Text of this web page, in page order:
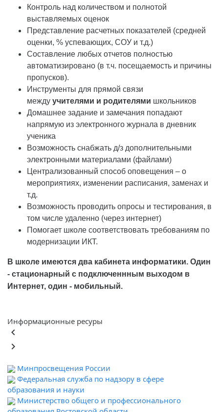
Контроль над количеством и полнотой
выставляемых оценок
Представление расчетных показателей (средней
оценки, % успевающих, СОУ и т.д.)
Составление любых отчетов полностью
автоматизировано (в т.ч. посещаемость и причины
пропусков).
Инструменты для прямой связи
между учителями и родителями школьников
Домашнее задание и замечания попадают
напрямую из электронного журнала в дневник
ученика
Возможность снабжать д/з дополнительными
электронными материалами (файлами)
Централизованный способ оповещения – о
мероприятиях, изменении расписания, заменах и
т.д.
Возможность проводить опросы и тестирования, в
том числе удаленно (через интернет)
Помогает школе соответствовать требованиям по
модернизации ИКТ.
В школе имеются два кабинета информатики. Один
- стационарный с подключеннным выходом в
Интернет, один - мобильный.
Информационные ресуры
keyboard_arrow_left
keyboard_arrow_right
Минпросвещения России
Федеральная служба по надзору в сфере
образования и науки
Министерство общего и профессионального